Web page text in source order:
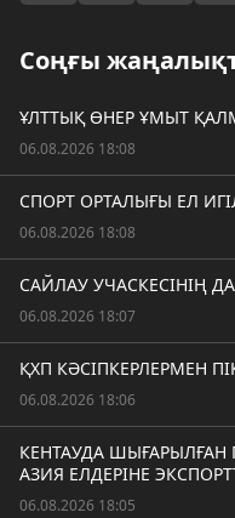
Соңғы
ҰЛТТЫҚ ӨНЕР ҰМЫТ
06.08.2026 18:08
СПОРТ ОРТАЛЫҒЫ ЕЛ
06.08.2026 18:08
САЙЛАУ УЧАСКЕСІНІҢ
06.08.2026 18:07
ҚХП КӘСІПКЕРЛЕРМЕН
06.08.2026 18:06
КЕНТАУДА ШЫҒАРЫЛҒАН
АЗИЯ ЕЛДЕРІНЕ
06.08.2026 18:05